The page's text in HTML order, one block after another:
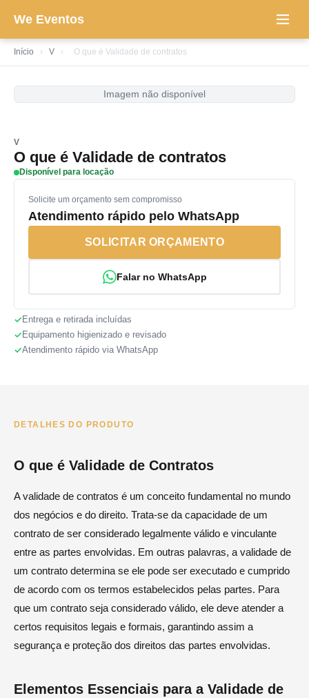
We Eventos
Início › V › O que é Validade de contratos
Imagem não disponível
V
O que é Validade de contratos
Disponível para locação
Solicite um orçamento sem compromisso
Atendimento rápido pelo WhatsApp
SOLICITAR ORÇAMENTO
Falar no WhatsApp
Entrega e retirada incluídas
Equipamento higienizado e revisado
Atendimento rápido via WhatsApp
DETALHES DO PRODUTO
O que é Validade de Contratos
A validade de contratos é um conceito fundamental no mundo
dos negócios e do direito. Trata-se da capacidade de um
contrato de ser considerado legalmente válido e vinculante
entre as partes envolvidas. Em outras palavras, a validade de
um contrato determina se ele pode ser executado e cumprido
de acordo com os termos estabelecidos pelas partes. Para
que um contrato seja considerado válido, ele deve atender a
certos requisitos legais e formais, garantindo assim a
segurança e proteção dos direitos das partes envolvidas.
Elementos Essenciais para a Validade de